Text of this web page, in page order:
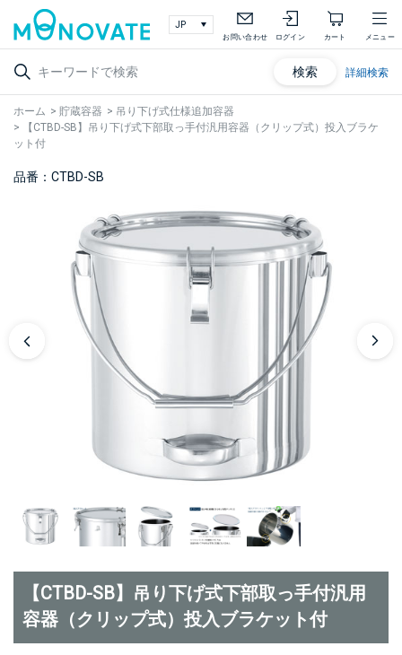
お問い合わせ ログイン カート メニュー
検索 詳細検索
ホーム > 貯蔵容器 > 吊り下げ式仕様追加容器
>
【CTBD-SB】吊り下げ式下部取っ手付汎用容器（クリップ式）投入ブラケ
ット付
品番：CTBD-SB
【CTBD-SB】吊り下げ式下部取っ手付汎用
容器（クリップ式）投入ブラケット付